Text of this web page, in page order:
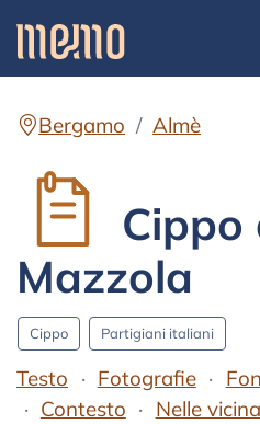
Bergamo Almè
Mazzola
Cippo Partigiani italiani
Testo Fotografie
Contesto
Nelle